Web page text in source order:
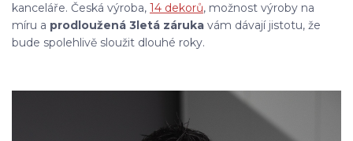
kanceláře. Česká výroba, 14 dekorů, možnost výroby na
míru a prodloužená 3letá záruka vám dávají jistotu, že
bude spolehlivě sloužit dlouhé roky.